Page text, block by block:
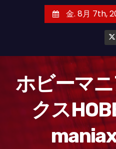
金. 8月 7th,
ホビーマ
クス